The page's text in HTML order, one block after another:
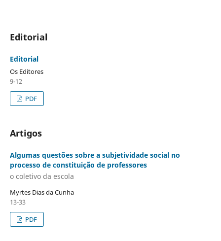
Editorial
Editorial
Os Editores
9-12
PDF
Artigos
Algumas questões sobre a subjetividade social no
processo de constituição de professores
o coletivo da escola
Myrtes Dias da Cunha
13-33
PDF